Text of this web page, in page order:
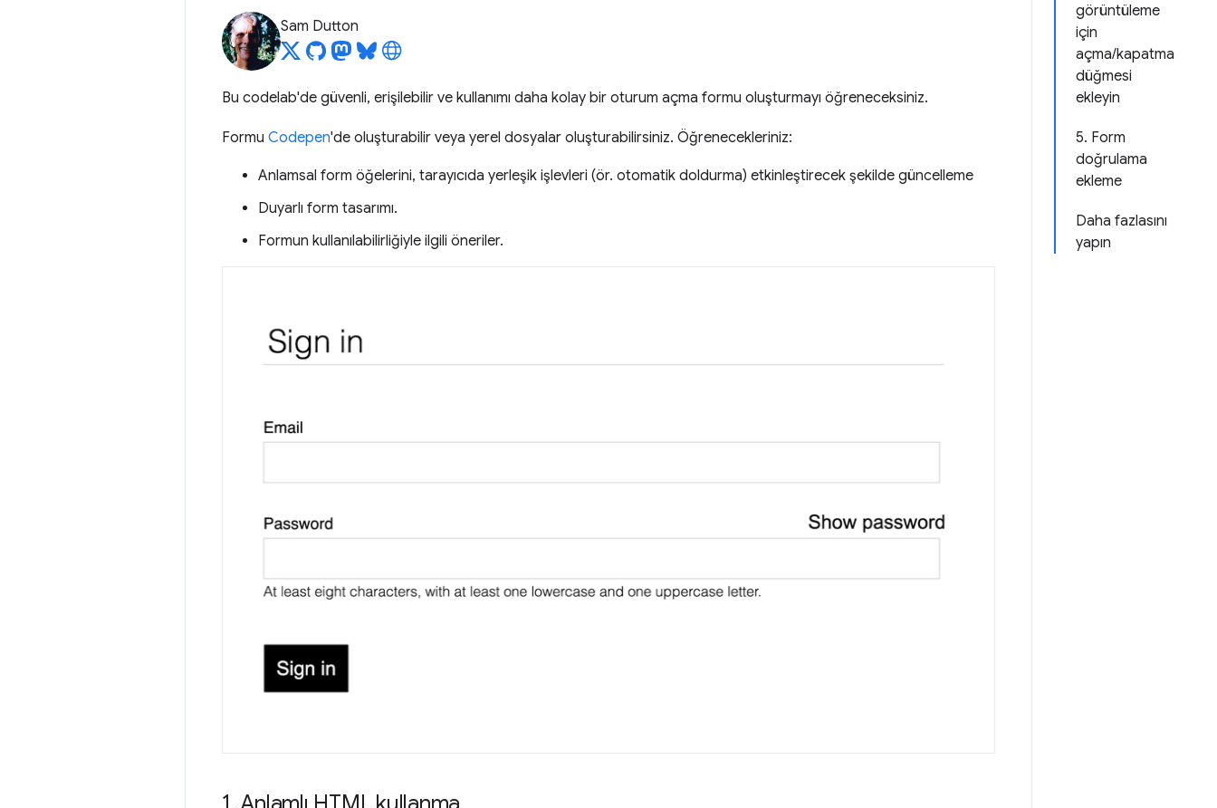
görüntüleme
için
açma/kapatma
düğmesi
ekleyin
5. Form
doğrulama
ekleme
Daha fazlasını
yapın
Sam Dutton
Bu codelab'de güvenli, erişilebilir ve kullanımı daha kolay bir oturum açma formu oluşturmayı öğreneceksiniz.
Formu Codepen'de oluşturabilir veya yerel dosyalar oluşturabilirsiniz. Öğrenecekleriniz:
Anlamsal form öğelerini, tarayıcıda yerleşik işlevleri (ör. otomatik doldurma) etkinleştirecek şekilde güncelleme
Duyarlı form tasarımı.
Formun kullanılabilirliğiyle ilgili öneriler.